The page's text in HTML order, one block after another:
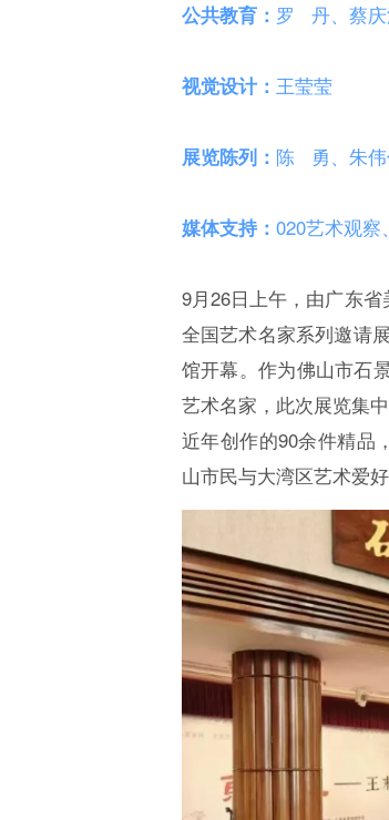
公共教育： 罗 丹、蔡
视觉设计： 王莹莹
展览陈列： 陈 勇、朱伟
媒体支持： 020艺术观察
9月26日上午，由广东
全国艺术名家系列邀请
馆开幕。作为佛山市石
艺术名家，此次展览集
近年创作的90余件精品
山市民与大湾区艺术爱